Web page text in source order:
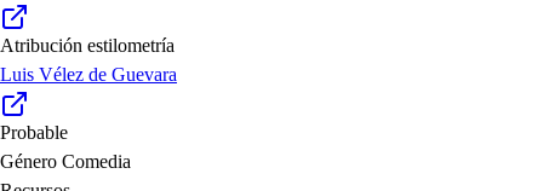
Atribución estilometría
Luis Vélez de Guevara
Probable
Género Comedia